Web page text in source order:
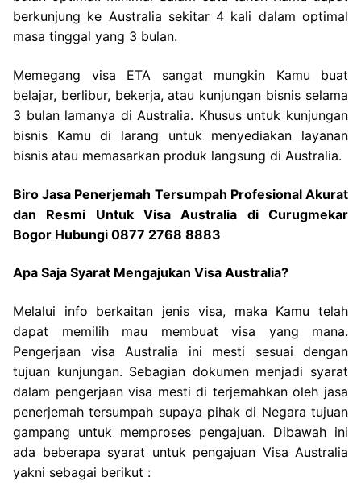
berkunjung ke Australia sekitar 4 kali dalam optimal
masa tinggal yang 3 bulan.
Memegang visa ETA sangat mungkin Kamu buat
belajar, berlibur, bekerja, atau kunjungan bisnis selama
3 bulan lamanya di Australia. Khusus untuk kunjungan
bisnis Kamu di larang untuk menyediakan layanan
bisnis atau memasarkan produk langsung di Australia.
Biro Jasa Penerjemah Tersumpah Profesional Akurat
dan Resmi Untuk Visa Australia di Curugmekar
Bogor Hubungi 0877 2768 8883
Apa Saja Syarat Mengajukan Visa Australia?
Melalui info berkaitan jenis visa, maka Kamu telah
dapat memilih mau membuat visa yang mana.
Pengerjaan visa Australia ini mesti sesuai dengan
tujuan kunjungan. Sebagian dokumen menjadi syarat
dalam pengerjaan visa mesti di terjemahkan oleh jasa
penerjemah tersumpah supaya pihak di Negara tujuan
gampang untuk memproses pengajuan. Dibawah ini
ada beberapa syarat untuk pengajuan Visa Australia
yakni sebagai berikut :